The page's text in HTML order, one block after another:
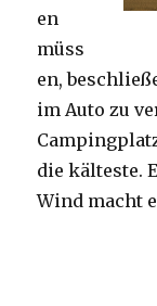
en
müss
en,
im Auto zu
die kälteste.
Wind macht